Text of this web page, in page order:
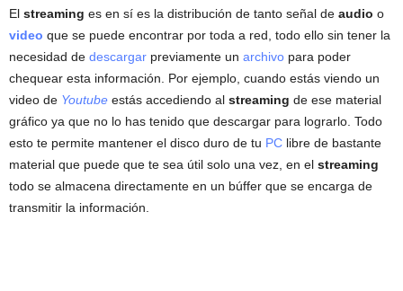
El streaming es en sí es la distribución de tanto señal de audio o
video que se puede encontrar por toda a red, todo ello sin tener la
necesidad de descargar previamente un archivo para poder
chequear esta información. Por ejemplo, cuando estás viendo un
video de Youtube estás accediendo al streaming de ese material
gráfico ya que no lo has tenido que descargar para lograrlo. Todo
esto te permite mantener el disco duro de tu PC libre de bastante
material que puede que te sea útil solo una vez, en el streaming
todo se almacena directamente en un búffer que se encarga de
transmitir la información.